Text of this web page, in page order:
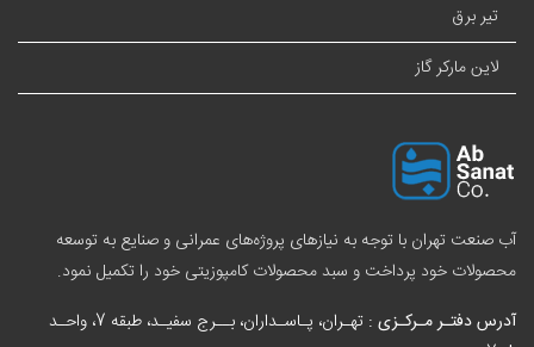
تیر برق
لاین مارکر گاز
آب صنعت تهران با توجه به نیازهای پروژه‌های عمرانی و صنایع به توسعه
محصولات خود پرداخت و سبد محصولات کامپوزیتیخود را تکمیل نمود.
آدرس دفتـر مـرکـزی :
تهـران، پـاسـداران، بــرج سفیـد، طبقه 7، واحـد